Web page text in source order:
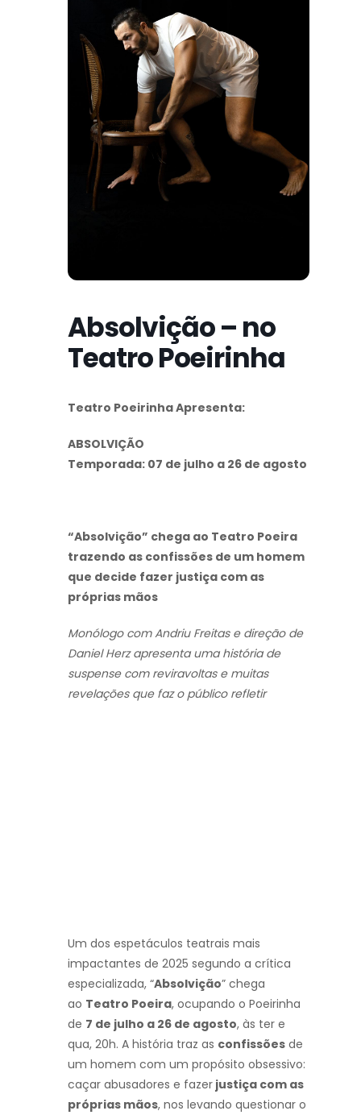
Absolvição – no
Teatro Poeirinha
Teatro Poeirinha Apresenta:
ABSOLVIÇÃO
Temporada: 07 de julho a 26 de agosto
“Absolvição” chega ao Teatro Poeira
trazendo as confissões de um homem
que decide fazer justiça com as
próprias mãos
Monólogo com Andriu Freitas e direção de
Daniel Herz apresenta umahistória de
suspense com reviravoltas e muitas
revelações que faz o público refletir
Um dos espetáculos teatrais mais
impactantes de 2025 segundo a crítica
especializada, “Absolvição” chega
ao Teatro Poeira, ocupando o Poeirinha
de 7 de julho a 26 de agosto, às ter e
qua, 20h. A história traz as confissões de
um homem com um propósito obsessivo:
caçar abusadores e fazer justiça com as
próprias mãos, nos levando questionar o